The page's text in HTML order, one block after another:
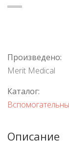
Произведено:
Merit Medical
Каталог:
Описание